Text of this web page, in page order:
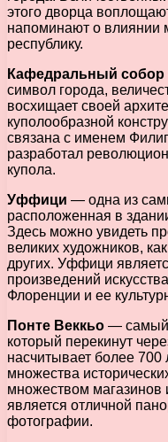
этого дворца
напоминают о влиянии
республику.
Кафедральный
символ города,
восхищает своей
куполообразной
связана с именем
разработал
купола.
Уффици — одна из
расположенная в
Здесь можно увидеть
великих художников,
других. Уффици
произведений
Флоренции и ее
Понте Веккьо — самый
который перекинут
насчитывает более 700
множества
множеством магазинов
является отличной
фотографии.